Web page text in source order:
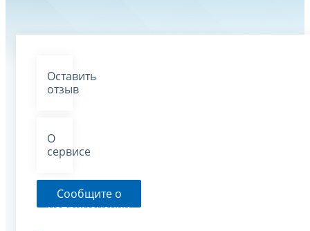
Оставить
отзыв
О
сервисе
Сообщите о
неприменении